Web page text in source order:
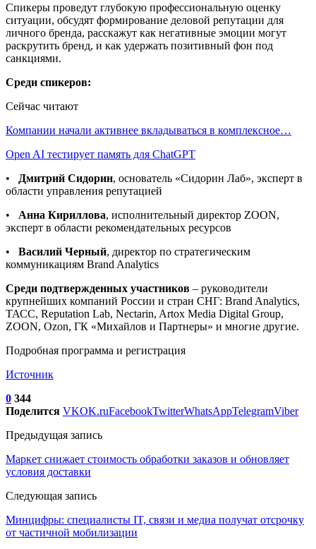
Спикеры проведут глубокую профессиональную оценку
ситуации, обсудят формирование деловой репутации для
личного бренда, расскажут как негативные эмоции могут
раскрутить бренд, и как удержать позитивный фон под
санкциями.
Среди спикеров:
Сейчас читают
Компании начали активнее вкладываться в комплексное…
Open AI тестирует память для ChatGPT
•
Дмитрий Сидорин, основатель «Сидорин Лаб», эксперт в
области управления репутацией
• Анна Кириллова, исполнительный директор ZOON,
эксперт в области рекомендательных ресурсов
• Василий Черный, директор по стратегическим
коммуникациям Brand Analytics
Среди подтвержденных участников – руководители
крупнейших компаний России и стран СНГ: Brand Analytics,
ТАСС, Reputation Lab, Nectarin, Artox Media Digital Group,
ZOON, Ozon, ГК «Михайлов и Партнеры» и многие другие.
Подробная программа и регистрация
Источник
0 344
Поделится VKOK.ruFacebookTwitterWhatsAppTelegramViber
Предыдущая запись
Маркет снижает стоимость обработки заказов и обновляет
условия доставки
Следующая запись
Минцифры: специалисты IT, связи и медиа получат отсрочку
от частичной мобилизации